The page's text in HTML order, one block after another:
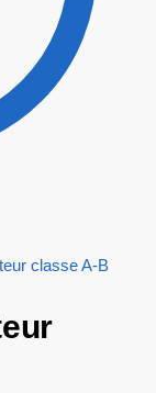
classe A-B